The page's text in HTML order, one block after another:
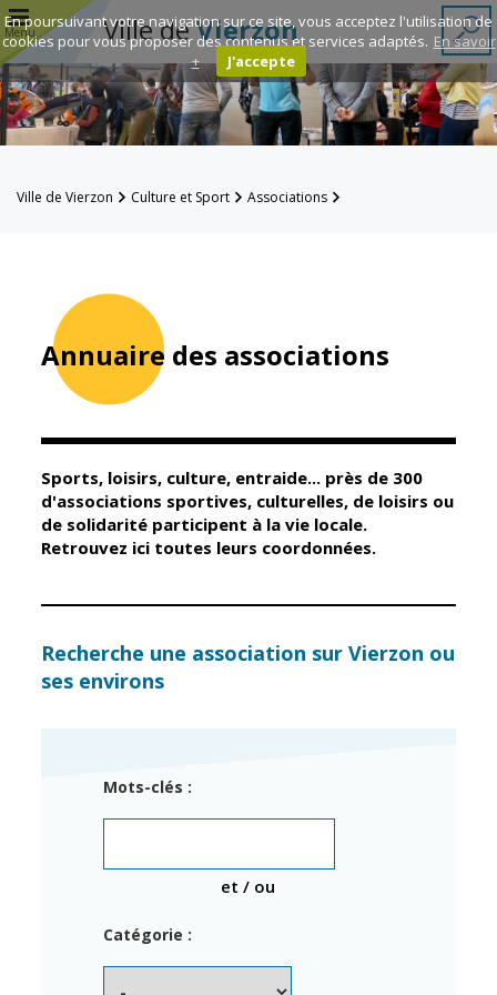
Menu Ville deVierzon
Annuaire des
associations
Espace
Famille
Contacts
Mairie
Élus
Municipal
Services de la
Ville
Cimetières
Titres
État civil
Enfance et
éducation
Guichet unique
enfance
Ville de Vierzon Culture et Sport Associations
Annuaire des associations
Sports, loisirs, culture, entraide... près de 300
d'associations sportives, culturelles, de loisirs ou
de solidarité participent à la vie locale.
Retrouvez ici toutes leurs coordonnées.
Recherche une association sur Vierzon ou
ses environs
Mots-clés :
et / ou
Catégorie :
En poursuivant votre navigation sur ce site, vous acceptez l'utilisation de
cookies pour vous proposer des contenus et services adaptés. En savoir
+
J'accepte